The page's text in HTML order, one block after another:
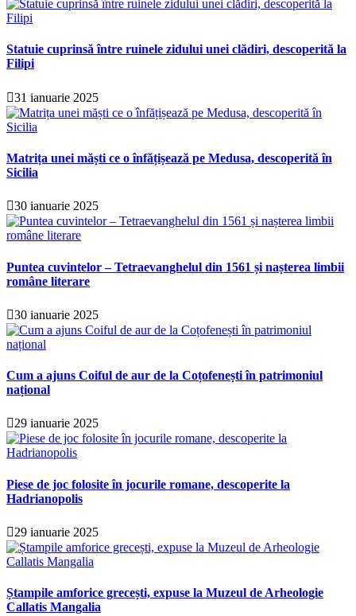
Statuie cuprinsă între ruinele zidului unei clădiri, descoperită la
Filipi
31 ianuarie 2025
Matrița unei măști ce o înfățișează pe Medusa, descoperită în
Sicilia
30 ianuarie 2025
Puntea cuvintelor – Tetraevanghelul din 1561 și nașterea limbii
române literare
30 ianuarie 2025
Cum a ajuns Coiful de aur de la Coțofenești în patrimoniul
național
29 ianuarie 2025
Piese de joc folosite în jocurile romane, descoperite la
Hadrianopolis
29 ianuarie 2025
Ștampile amforice grecești, expuse la Muzeul de Arheologie
Callatis Mangalia